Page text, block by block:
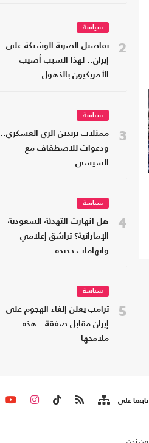
2
سياسة
تفاصيل الضربة الوشيكة على
إيران.. لهذا السبب أصيب
الأمريكيون بالذهول
3
سياسة
ممثلات يرتدين الزي العسكري..
ودعوات للاصطفاف مع
السيسي
4
سياسة
هل انهارت التهدئة السعودية
الإماراتية؟ تراشق إعلامي
واتهامات جديدة
5
سياسة
ترامب يعلن إلغاء الهجوم على
إيران مقابل صفقة.. هذه
ملامحها
تابعنا على